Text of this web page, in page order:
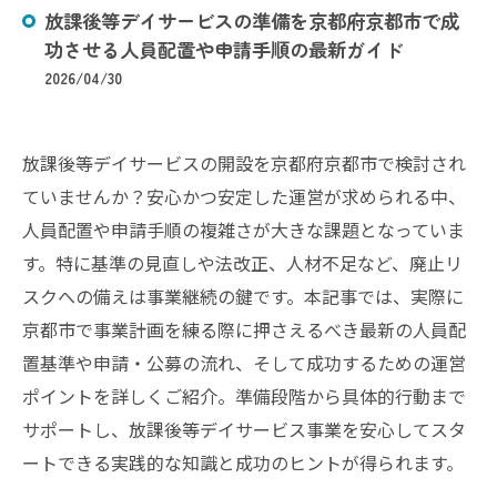
放課後等デイサービスの準備を京都府京都市で成
功させる人員配置や申請手順の最新ガイド
2026/04/30
放課後等デイサービスの開設を京都府京都市で検討され
ていませんか？安心かつ安定した運営が求められる中、
人員配置や申請手順の複雑さが大きな課題となっていま
す。特に基準の見直しや法改正、人材不足など、廃止リ
スクへの備えは事業継続の鍵です。本記事では、実際に
京都市で事業計画を練る際に押さえるべき最新の人員配
置基準や申請・公募の流れ、そして成功するための運営
ポイントを詳しくご紹介。準備段階から具体的行動まで
サポートし、放課後等デイサービス事業を安心してスタ
ートできる実践的な知識と成功のヒントが得られます。